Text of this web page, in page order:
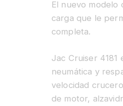
El nuevo modelo
carga que le
completa.
Jac Cruiser
neumática y
velocidad
de motor,